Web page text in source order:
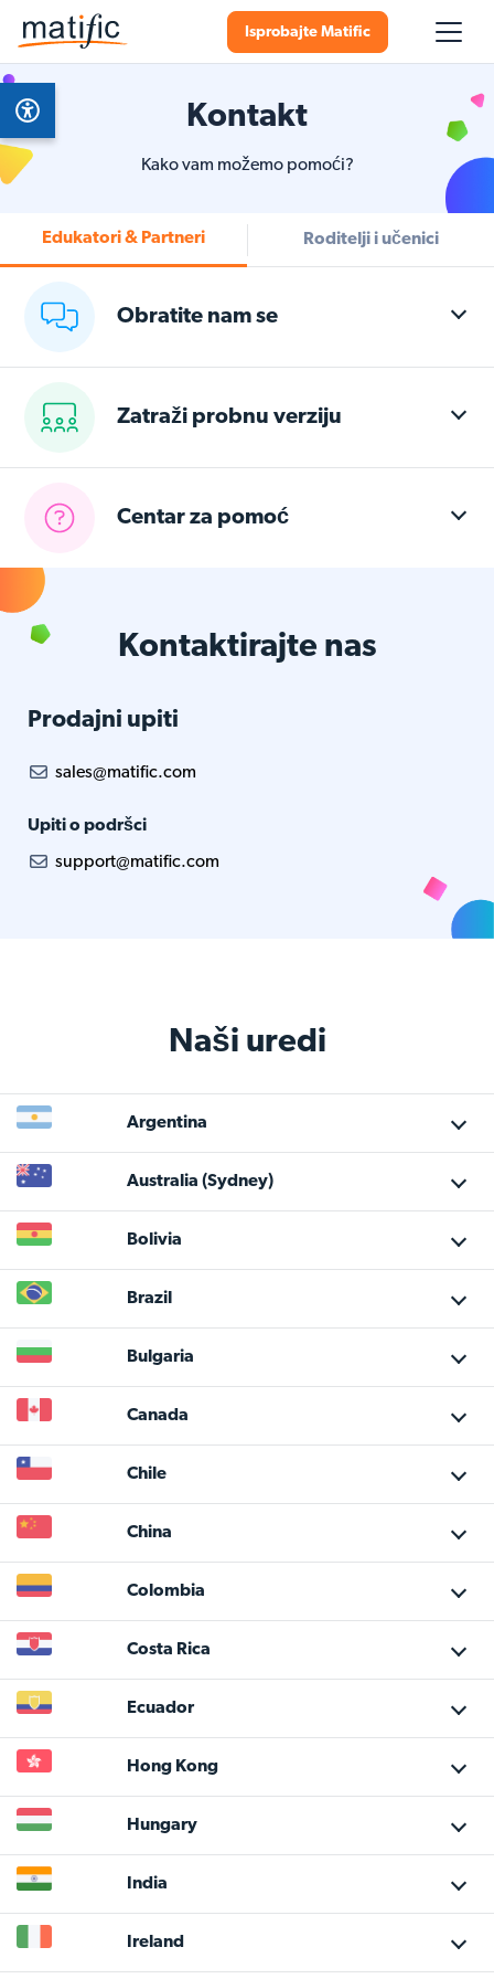
Isprobajte Matific
Kontakt
Kako vam možemo pomoći?
Edukatori & Partneri Roditelji i učenici
Obratite nam se
Zatraži probnu verziju
Centar za pomoć
Kontaktirajte nas
Prodajni upiti
sales@matific.com
Upiti o podršci
support@matific.com
Naši uredi
Argentina
Australia (Sydney)
Bolivia
Brazil
Bulgaria
Canada
Chile
China
Colombia
Costa Rica
Ecuador
Hong Kong
Hungary
India
Ireland